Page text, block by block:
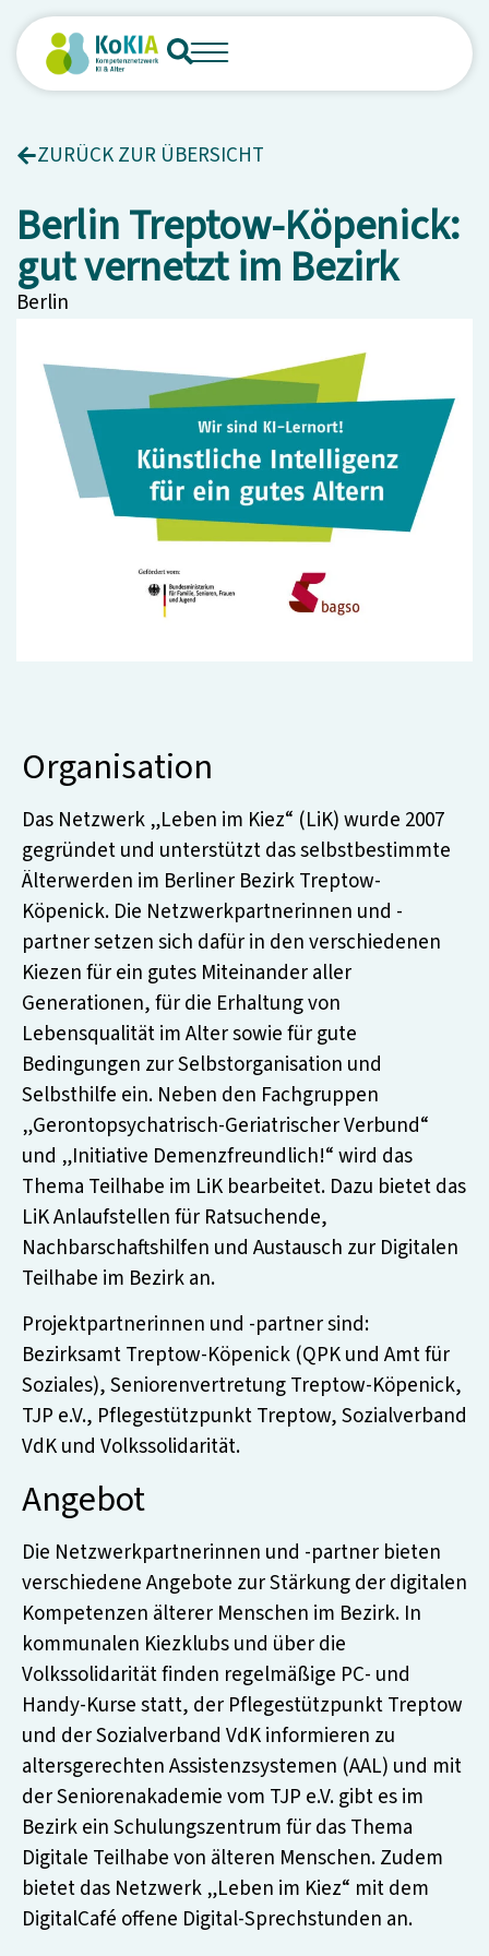
ZURÜCK ZUR ÜBERSICHT
Berlin Treptow-Köpenick:
gut vernetzt im Bezirk
Berlin
Organisation
Das Netzwerk „Leben im Kiez“ (LiK) wurde 2007
gegründet und unterstützt das selbstbestimmte
Älterwerden im Berliner Bezirk Treptow-
Köpenick. Die Netzwerkpartnerinnen und -
partner setzen sich dafür in den verschiedenen
Kiezen für ein gutes Miteinander aller
Generationen, für die Erhaltung von
Lebensqualität im Alter sowie für gute
Bedingungen zur Selbstorganisation und
Selbsthilfe ein. Neben den Fachgruppen
„Gerontopsychatrisch-Geriatrischer Verbund“
und „Initiative Demenzfreundlich!“ wird das
Thema Teilhabe im LiK bearbeitet. Dazu bietet das
LiK Anlaufstellen für Ratsuchende,
Nachbarschaftshilfen und Austausch zur Digitalen
Teilhabe im Bezirk an.
Projektpartnerinnen und -partner sind:
Bezirksamt Treptow-Köpenick (QPK und Amt für
Soziales), Seniorenvertretung Treptow-Köpenick,
TJP e.V., Pflegestützpunkt Treptow, Sozialverband
VdK und Volkssolidarität.
Angebot
Die Netzwerkpartnerinnen und -partner bieten
verschiedene Angebote zur Stärkung der digitalen
Kompetenzen älterer Menschen im Bezirk. In
kommunalen Kiezklubs und über die
Volkssolidarität finden regelmäßige PC- und
Handy-Kurse statt, der Pflegestützpunkt Treptow
und der Sozialverband VdK informieren zu
altersgerechten Assistenzsystemen (AAL) und mit
der Seniorenakademie vom TJP e.V. gibt es im
Bezirk ein Schulungszentrum für das Thema
Digitale Teilhabe von älteren Menschen. Zudem
bietet das Netzwerk „Leben im Kiez“ mit dem
DigitalCafé offene Digital-Sprechstunden an.